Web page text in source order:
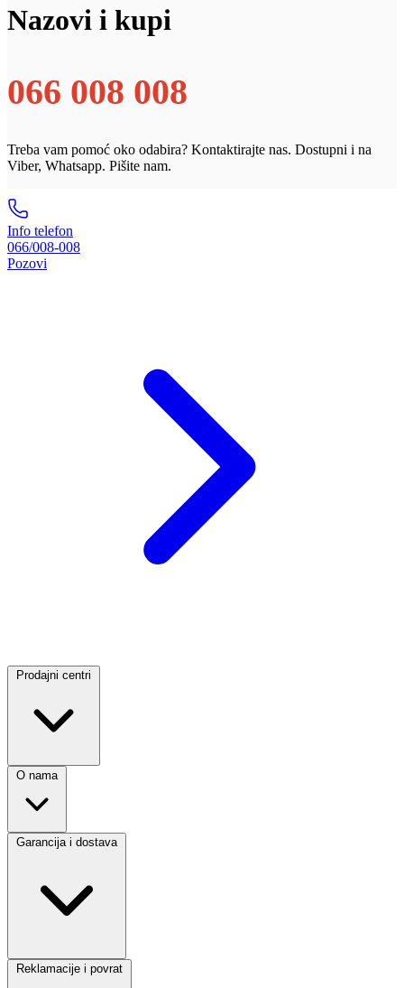
Nazovi i kupi
066 008 008
Treba vam pomoć oko odabira? Kontaktirajte nas. Dostupni i na
Viber, Whatsapp. Pišite nam.
Info telefon
066/008-008
Pozovi
Prodajni centri
O nama
Garancija i dostava
Reklamacije i povrat